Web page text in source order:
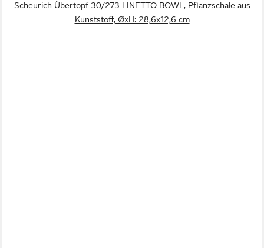
Scheurich Übertopf 30/273 LINETTO BOWL, Pflanzschale aus
Kunststoff, ØxH: 28,6x12,6 cm